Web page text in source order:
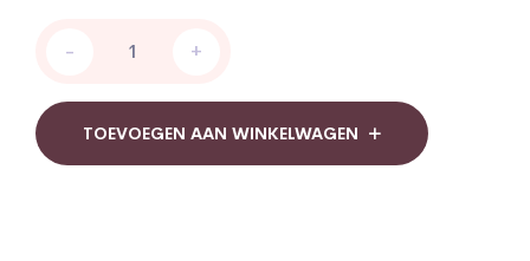
AC
+
Citraat
- +
TOEVOEGEN AAN WINKELWAGEN